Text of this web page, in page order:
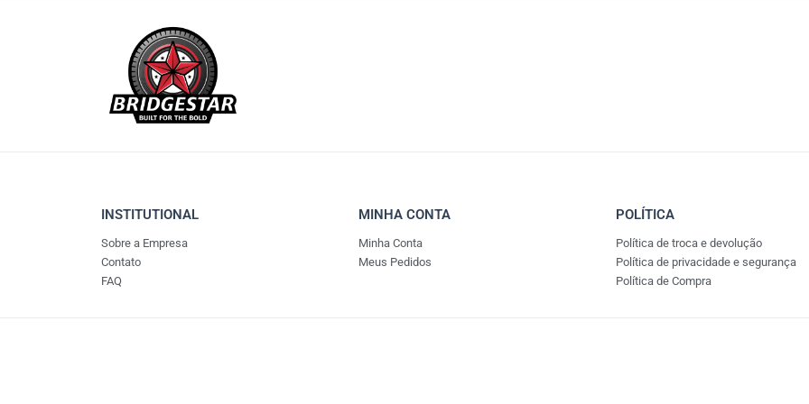
INSTITUTIONAL
Sobre a Empresa
Contato
FAQ
MINHA CONTA
Minha Conta
Meus Pedidos
POLÍTICA
Política de troca e devolução
Política de privacidade e segurança
Política de Compra